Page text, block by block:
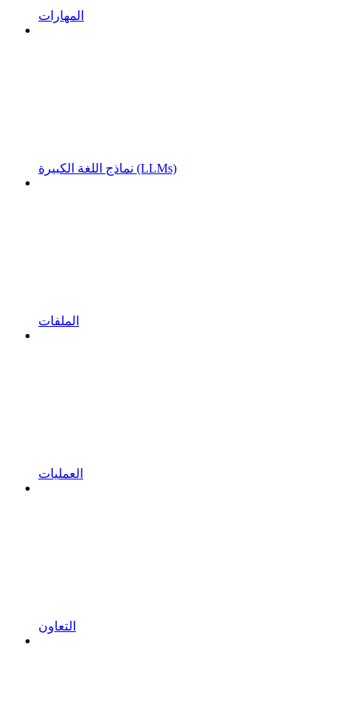
المهارات
نماذج اللغة الكبيرة (LLMs)
الملفات
العمليات
التعاون